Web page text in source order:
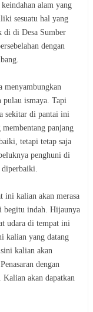
alam yang
sesuatu hal yang
di Desa Sumber
dengan
menyambungkan
pulau ismaya. Tapi
sekitar di pantai ini
panjang
tetapi tetap saja
penghuni di
diperbaiki.
ini kalian akan merasa
begitu indah. Hijaunya
udara di tempat ini
kalian yang datang
kalian akan
dengan
akan dapatkan